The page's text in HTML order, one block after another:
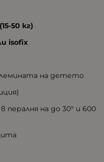
50 кг)
isofix
на детето
пералня на до 30° и 600